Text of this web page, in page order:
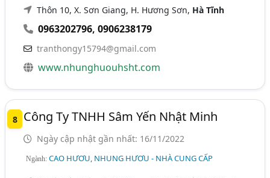
Thôn 10, X. Sơn Giang, H. Hương Sơn, Hà Tĩnh
0963202796,0906238179
tranthongy15794@gmail.com
www.nhunghuouhsht.com
8 Công Ty TNHH Sâm Yến Nhật Minh
Ngày cập nhật gần nhất: 16/11/2022
Ngành:CAO HƯƠU, NHUNG HƯƠU - NHÀ CUNG CẤP